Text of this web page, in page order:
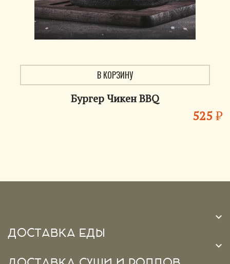
В КОРЗИНУ
Бургер Чикен BBQ
525₽

ДОСТАВКА ЕДЫ
